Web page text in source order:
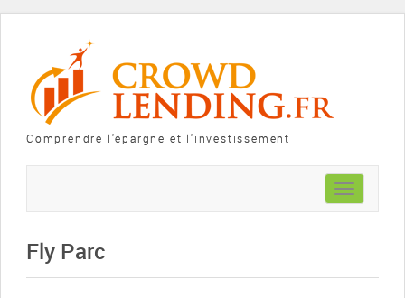
Comprendre l'épargne et l'investissement
Toggle
navigation
Fly Parc